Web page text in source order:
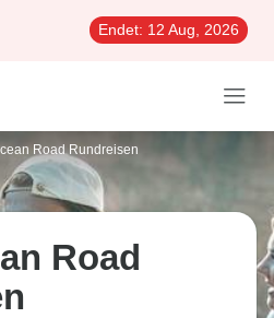
Endet: 12 Aug, 2026
Road Rundreisen
Road